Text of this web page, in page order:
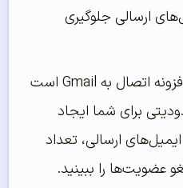
ارسالی جلوگیری
از دیگر ویژگی‌های مهم این افزونه اتصال به Gmail است
برای شما ایجاد
ارسالی، تعداد
عضویت‌ها را ببینید.